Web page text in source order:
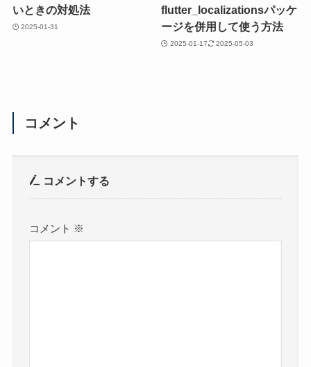
いときの対処法
2025-01-31
flutter_localizationsパッケ
ージを併用して使う方法
2025-01-17 2025-05-03
コメント
コメントする
コメント ※